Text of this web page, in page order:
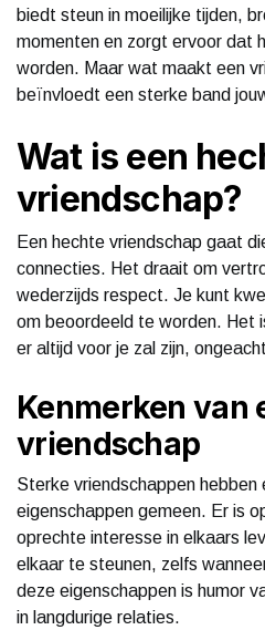
biedt steun in moeilijke tijden,
momenten en zorgt ervoor dat
worden. Maar wat maakt een
beïnvloedt een sterke band
Wat is een
vriendschap?
Een hechte vriendschap gaat
connecties. Het draait om
wederzijds respect. Je kunt
om beoordeeld te worden. Het
er altijd voor je zal zijn,
Kenmerken van
vriendschap
Sterke vriendschappen hebben
eigenschappen gemeen. Er is
oprechte interesse in elkaars
elkaar te steunen, zelfs
deze eigenschappen is humor
in langdurige relaties.